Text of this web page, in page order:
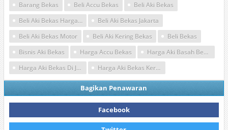
Barang Bekas
Beli Accu Bekas
Beli Aki Bekas
Beli Aki Bekas Harga Tinggi
Beli Aki Bekas Jakarta
Beli Aki Bekas Motor
Beli Aki Kering Bekas
Beli Bekas
Bisnis Aki Bekas
Harga Accu Bekas
Harga Aki Basah Bekas
Harga Aki Bekas Di Jakarta
Harga Aki Bekas Kering
Bagikan Penawaran
Facebook